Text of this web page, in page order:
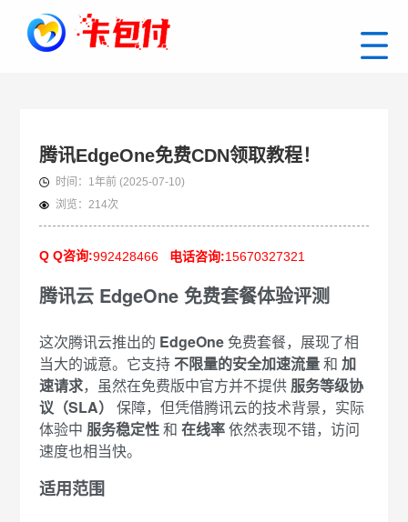
腾讯EdgeOne免费CDN领取教程！
时间： 1年前(2025-07-10)
浏览： 214次
Q Q咨询:992428466 电话咨询:15670327321
腾讯云 EdgeOne 免费套餐体验评测
这次腾讯云推出的 EdgeOne免费套餐，展现了相
当大的诚意。它支持不限量的安全加速流量和 加
速请求，虽然在免费版中官方并不提供 服务等级协
议（SLA）
保障，但凭借腾讯云的技术背景，实际
体验中 服务稳定性和 在线率依然表现不错，访问
速度也相当快。
适用范围